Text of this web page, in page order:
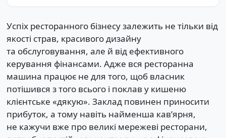
Успіх ресторанного бізнесу залежить не тільки від
якості страв, красивого дизайну
та обслуговування, але й від ефективного
керування фінансами. Адже вся ресторанна
машина працює не для того, щоб власник
потішився з того всього і поклав у кишеню
клієнтське «дякую». Заклад повинен приносити
прибуток, а тому навіть найменша кав’ярня,
не кажучи вже про великі мережеві ресторани,